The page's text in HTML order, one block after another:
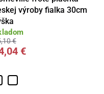
výroby fialka 30cm
€
€